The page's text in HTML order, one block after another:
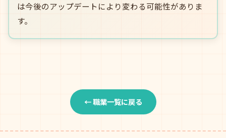
は今後のアップデートにより変わる可能性がありま
す。
← 職業一覧に戻る